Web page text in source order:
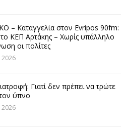
– Καταγγελία στον Evripos 90fm:
ΚΕΠ Αρτάκης – Χωρίς υπάλληλο
οι πολίτες
Γιατί δεν πρέπει να τρώτε
ύπνο